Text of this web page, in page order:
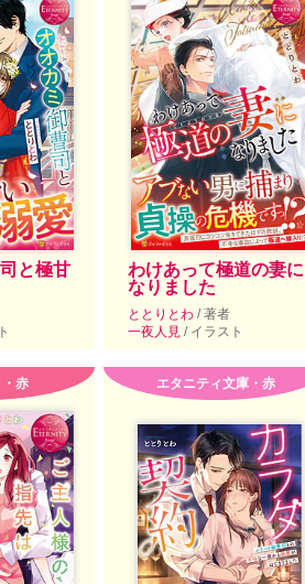
と極甘
わけあって極道の妻に
なりました
ととりとわ / 著者
一夜人見 / イラスト
赤 エタニティ文庫・赤